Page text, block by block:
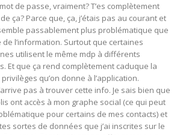
de passe, vraiment? T’es complètement
ça? Parce que, ça, j’étais pas au courant et
passablement plus problématique que
de l’information. Surtout que certaines
utilisent le même mdp à différents
Et que ça rend complètement caduque la
qu’on donne à l’application.
pas à trouver cette info. Je sais bien que
ont accès à mon graphe social (ce qui peut
pour certains de mes contacts) et
sortes de données que j’ai inscrites sur le